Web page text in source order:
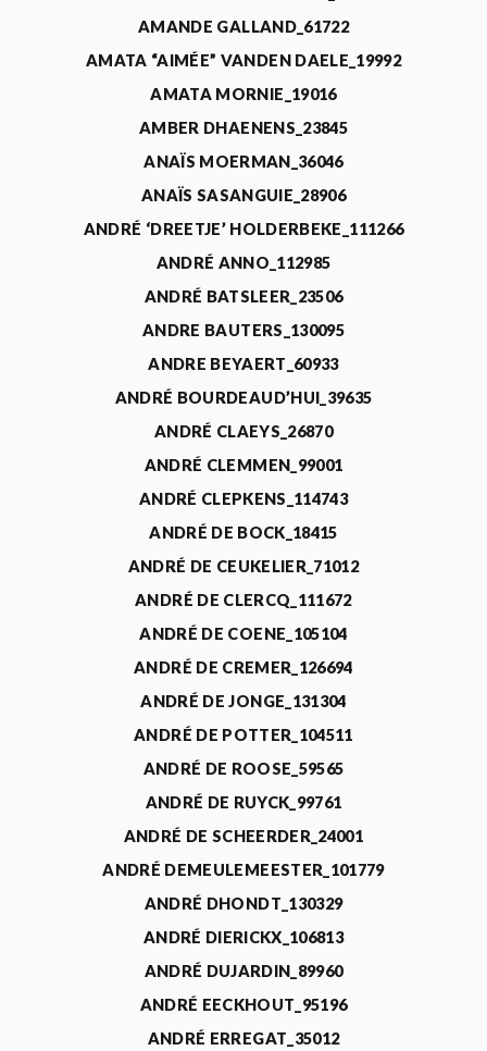
AMANDE GALLAND_61722
AMATA “AIMÉE” VANDEN DAELE_19992
AMATA MORNIE_19016
AMBER DHAENENS_23845
ANAÏS MOERMAN_36046
ANAÏS SASANGUIE_28906
ANDRÉ ‘DREETJE’ HOLDERBEKE_111266
ANDRÉ ANNO_112985
ANDRÉ BATSLEER_23506
ANDRE BAUTERS_130095
ANDRE BEYAERT_60933
ANDRÉ BOURDEAUD’HUI_39635
ANDRÉ CLAEYS_26870
ANDRÉ CLEMMEN_99001
ANDRÉ CLEPKENS_114743
ANDRÉ DE BOCK_18415
ANDRÉ DE CEUKELIER_71012
ANDRÉ DE CLERCQ_111672
ANDRÉ DE COENE_105104
ANDRÉ DE CREMER_126694
ANDRÉ DE JONGE_131304
ANDRÉ DE POTTER_104511
ANDRÉ DE ROOSE_59565
ANDRÉ DE RUYCK_99761
ANDRÉ DE SCHEERDER_24001
ANDRÉ DEMEULEMEESTER_101779
ANDRÉ DHONDT_130329
ANDRÉ DIERICKX_106813
ANDRÉ DUJARDIN_89960
ANDRÉ EECKHOUT_95196
ANDRÉ ERREGAT_35012